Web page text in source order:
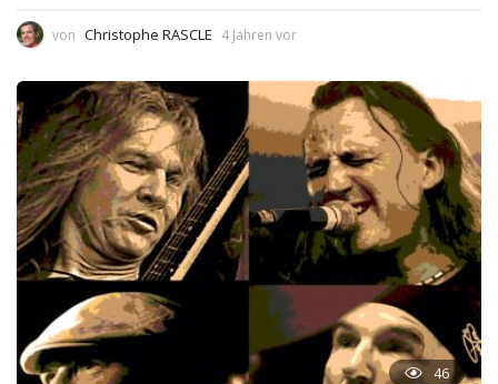
von Christophe RASCLE 4 Jahren vor
46